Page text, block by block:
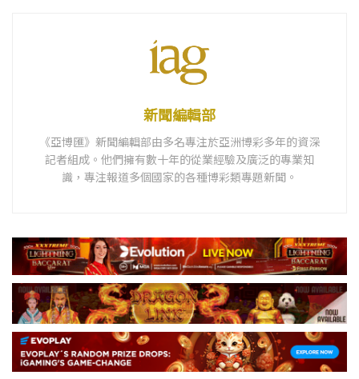
新聞編輯部
《亞博匯》新聞編輯部由多名專注於亞洲博彩多年的資深
記者組成。他們擁有數十年的從業經驗及廣泛的專業知
識，專注報道多個國家的各種博彩類專題新聞。